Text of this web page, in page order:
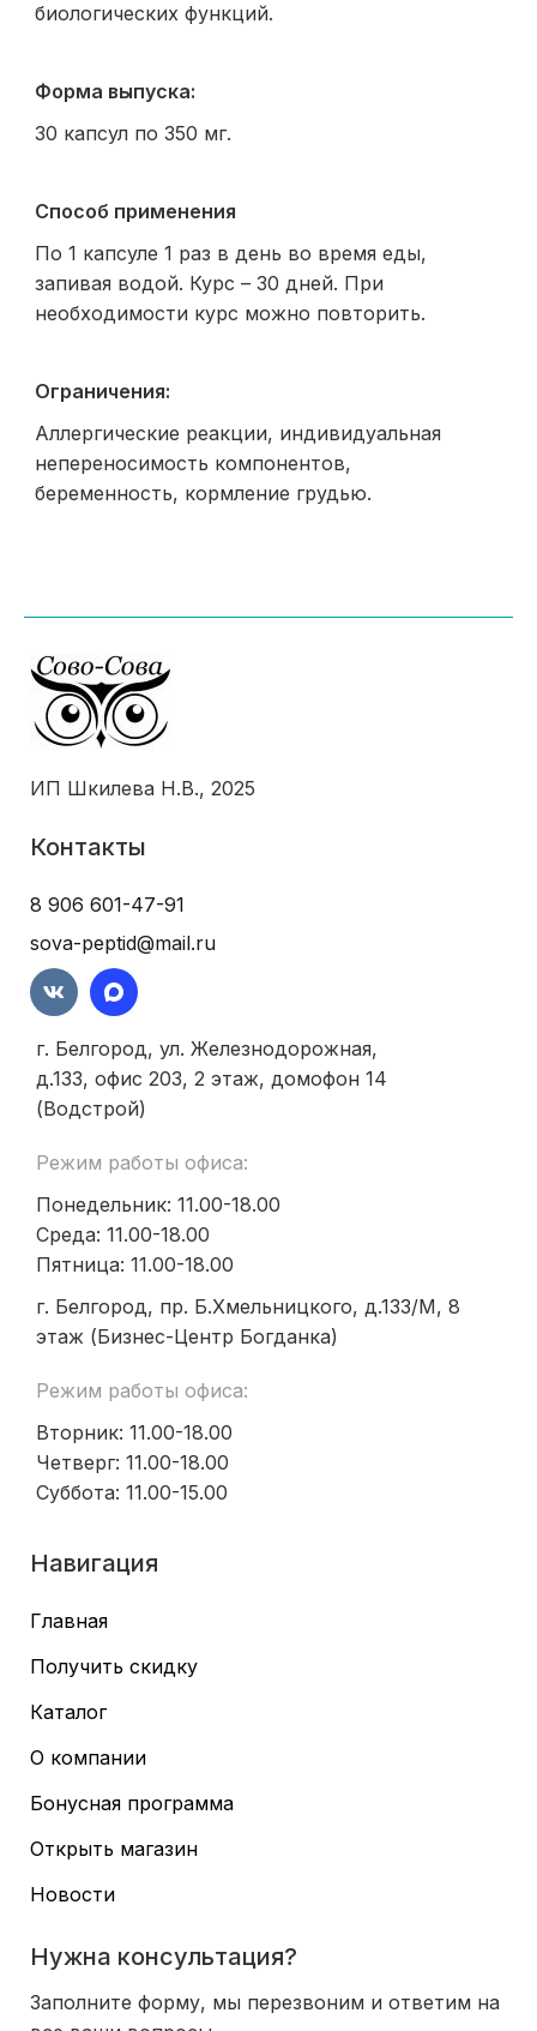
биологических функций.
Форма выпуска:
30 капсул по 350 мг.
Способ применения
По 1 капсуле 1 раз в день во время еды,
запивая водой. Курс – 30 дней. При
необходимости курс можно повторить.
Ограничения:
Аллергические реакции, индивидуальная
непереносимость компонентов,
беременность, кормление грудью.
ИП Шкилева Н.В., 2025
Контакты
8 906 601-47-91
sova-peptid@mail.ru
г. Белгород, ул. Железнодорожная,
д.133, офис 203, 2 этаж, домофон 14
(Водстрой)
Режим работы офиса:
Понедельник: 11.00-18.00
Среда: 11.00-18.00
Пятница: 11.00-18.00
г. Белгород, пр. Б.Хмельницкого, д.133/М, 8
этаж (Бизнес-Центр Богданка)
Режим работы офиса:
Вторник: 11.00-18.00
Четверг: 11.00-18.00
Суббота: 11.00-15.00
Навигация
Главная
Получить скидку
Каталог
О компании
Бонусная программа
Открыть магазин
Новости
Нужна консультация?
Заполните форму, мы перезвоним и ответим на